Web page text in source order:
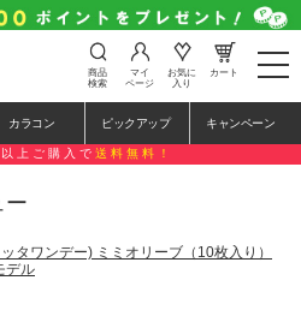
t
o
e
n
商品
検索
マイ
ページ
お気に
入り
カート
カラコン ピックアップ キャンペーン
上ご購入で 送料無料！
ー
タワンデー) ミミオリーブ（10枚入り）
デル